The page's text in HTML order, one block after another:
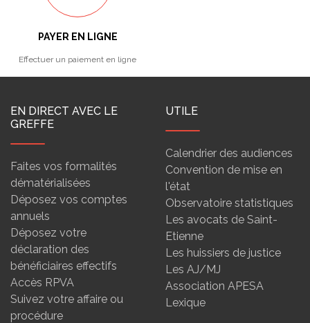
PAYER EN LIGNE
Effectuer un paiement en ligne
EN DIRECT AVEC LE
GREFFE
Faites vos formalités
dématérialisées
Déposez vos comptes
annuels
Déposez votre
déclaration des
bénéficiaires effectifs
Accès RPVA
Suivez votre affaire ou
procédure
UTILE
Calendrier des audiences
Convention de mise en
l'état
Observatoire statistiques
Les avocats de Saint-
Etienne
Les huissiers de justice
Les AJ/MJ
Association APESA
Lexique